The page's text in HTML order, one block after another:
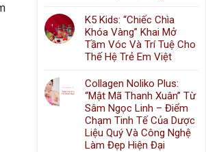
K5 Kids: “Chiếc Chìa
Khóa Vàng” Khai Mở
Tầm Vóc Và Trí Tuệ Cho
Thế Hệ Trẻ Em Việt
Collagen Noliko Plus:
“Mật Mã Thanh Xuân” Từ
Sâm Ngọc Linh – Điểm
Chạm Tinh Tế Của Dược
Liệu Quý Và Công Nghệ
Làm Đẹp Hiện Đại